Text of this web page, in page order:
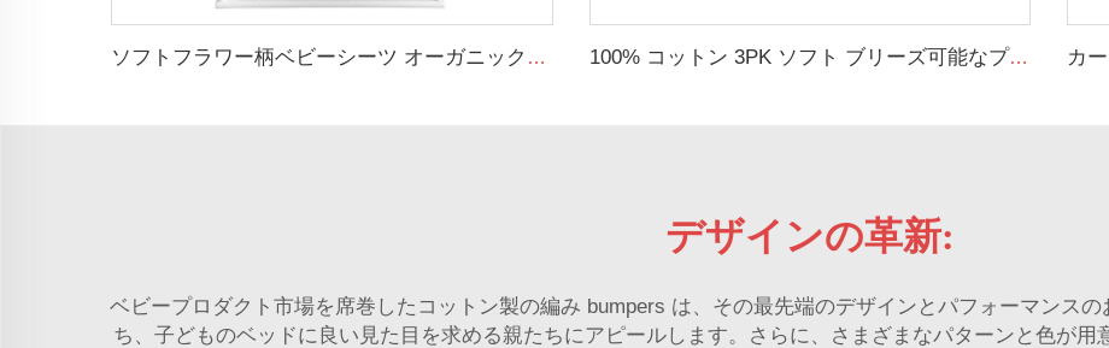
ソフトフラワー柄ベビーシーツ オーガニックコットン製女の子用ベビーシーツ 100% コットン 3PK ソフト ブリーズ可能なプリントベビーベッドカバー ODM クレードルシーツセット
デザインの革新:
ベビープロダクト市場を席巻したコットン製の編み bumpers は、その最先端のデザインとパフォーマンス
ち、子どものベッドに良い見た目を求める親たちにアピールします。さらに、さまざまなパターンと色が用